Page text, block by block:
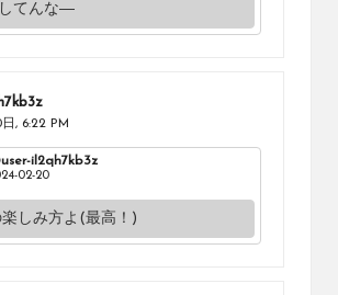
てんな―
, 6:22 PM
il2qh7kb3z
02-20
楽しみ方よ(最高！)